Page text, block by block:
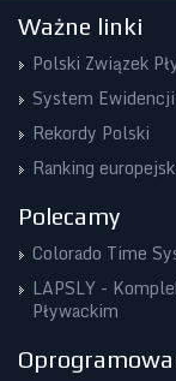
Ważne linki
Polski Związek
System
Rekordy Polski
Ranking
Polecamy
Colorado Time
LAPSLY -
Pływackim